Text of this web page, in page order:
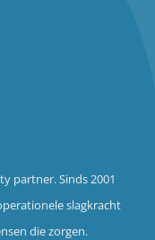
partner. Sinds 2001
slagkracht
die zorgen.